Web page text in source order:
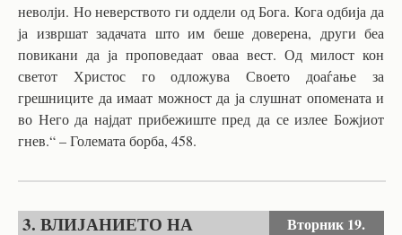
неволји. Но неверството ги оддели од Бога. Кога одбија да
ја извршат задачата што им беше доверена, други беа
повикани да ја проповедаат оваа вест. Од милост кон
светот Христос го одложува Своето доаѓање за
грешниците да имаат можност да ја слушнат опомената и
во Него да најдат прибежиште пред да се излее Божјиот
гнев.“ – Големата борба, 458.
3. ВЛИЈАНИЕТО НА
Вторник 19.